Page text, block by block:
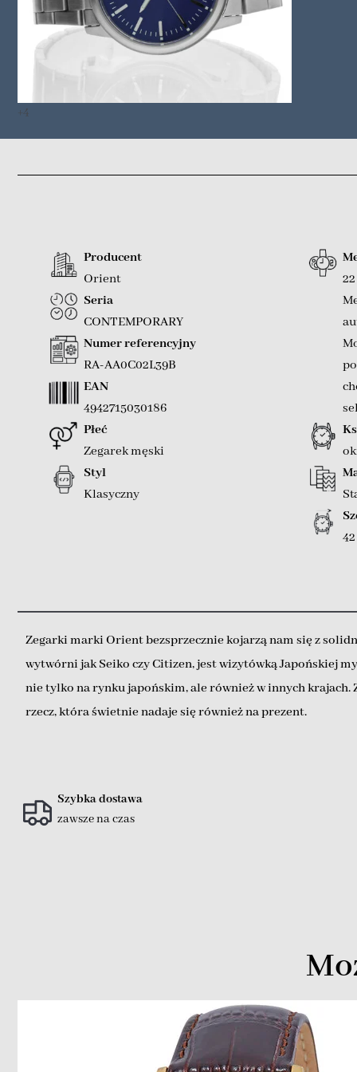
+4
Producent
Orient
Seria
CONTEMPORARY
Numer referencyjny
RA-AA0C02L39B
EAN
4942715030186
Płeć
Zegarek męski
Styl
Klasyczny
Zegarki marki Orient bezsprzecznie kojarzą nam się z
wytwórni jak Seiko czy Citizen, jest wizytówką Japońskiej
nie tylko na rynku japońskim, ale również w innych
rzecz, która świetnie nadaje się również na prezent.
Szybka dostawa
zawsze na czas